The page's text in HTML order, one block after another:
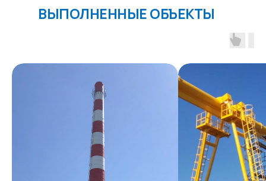
ВЫПОЛНЕННЫЕ ОБЪЕКТЫ